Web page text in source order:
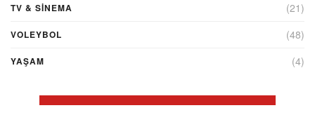
TV & SINEMA (21)
VOLEYBOL (48)
YAŞAM (4)